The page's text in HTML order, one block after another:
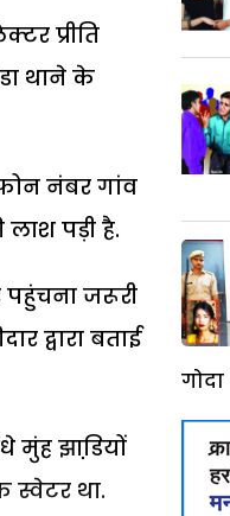
प्रीति
थाने के
नंबर गांव
लाश पड़ी है.
जरूरी
द्वारा बताई
झाडि़यों
स्वेटर था.
गोदा